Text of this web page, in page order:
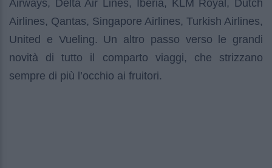
Airways, Delta Air Lines, Iberia, KLM Royal, Dutch
Airlines, Qantas, Singapore Airlines, Turkish Airlines,
United e Vueling. Un altro passo verso le grandi
novità di tutto il comparto viaggi, che strizzano
sempre di più l’occhio ai fruitori.